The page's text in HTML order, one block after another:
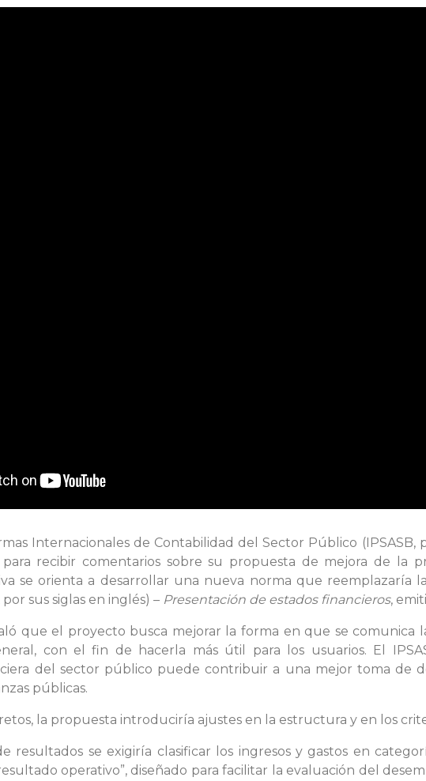
Internacionales de Contabilidad del Sector Público
recibir comentarios sobre su propuesta de mejora de la
se orienta a desarrollar una nueva norma que reemplazaría
por sus siglas en inglés) – Presentación de estados financieros,
que el proyecto busca mejorar la forma en que se comunica
con el fin de hacerla más útil para los usuarios. El
del sector público puede contribuir a una mejor toma de
públicas.
la propuesta introduciría ajustes en la estructura y en los
resultados se exigiría clasificar los ingresos y gastos en
operativo”, diseñado para facilitar la evaluación del